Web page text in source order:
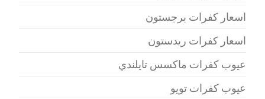
اسعار كفرات برجستون
اسعار كفرات ريدستون
عيوب كفرات ماكسس تايلندي
عيوب كفرات تويو